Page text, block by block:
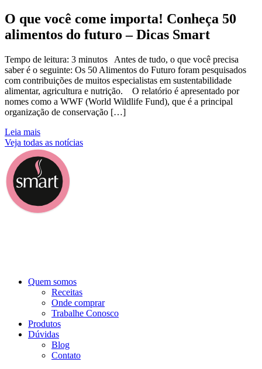
O que você come importa! Conheça 50
alimentos do futuro – Dicas Smart
Tempo de leitura: 3 minutos Antes de tudo, o que você precisa
saber é o seguinte: Os 50 Alimentos do Futuro foram pesquisados
com contribuições de muitos especialistas em sustentabilidade
alimentar, agricultura e nutrição. O relatório é apresentado por
nomes como a WWF (World Wildlife Fund), que é a principal
organização de conservação […]
Leia mais
Veja todas as notícias
Quem somos
Receitas
Onde comprar
Trabalhe Conosco
Produtos
Dúvidas
Blog
Contato